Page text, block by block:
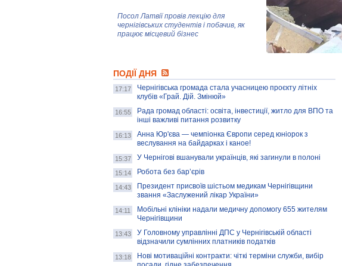
Посол Латвії провів лекцію для
чернігівських студентів і побачив, як
працює місцевий бізнес
колекцію про війну, емоції та тварин
AB InBev Efes Україна підтримала
навчальний проєкт "Молодіжна бізнес-
школа", спрямований на розвиток
підприємництва у Чернігівській області
Золота тварина: видання Forbes
написало про чернігівця Патрона: хто і
скільки на ньому заробляє? І куди
витрачають?
ПОДІЇ ДНЯ
17:17
Чернігівська громада стала учасницею проєкту літніх
клубів «Грай. Дій. Змінюй»
16:55
Рада громад області: освіта, інвестиції, житло для ВПО та
інші важливі питання розвитку
16:13
Анна Юр'єва — чемпіонка Європи серед юніорок з
веслування на байдарках і каное!
15:37 У Чернігові вшанували українців, які загинули в полоні
15:14 Робота без бар’єрів
14:43
Президент присвоїв шістьом медикам Чернігівщини
звання «Заслужений лікар України»
14:11
Мобільні клініки надали медичну допомогу 655 жителям
Чернігівщини
13:43
У Головному управлінні ДПС у Чернігівській області
відзначили сумлінних платників податків
13:18
Нові мотиваційні контракти: чіткі терміни служби, вибір